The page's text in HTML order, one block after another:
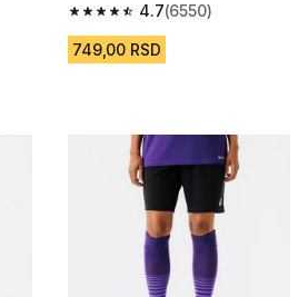
Recenzije
4.7
4.7 od 5 zvezdica from 6550
(6550)
749,00 RSD